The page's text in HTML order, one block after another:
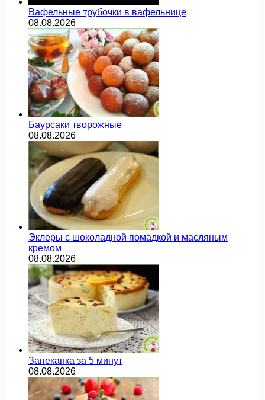
Вафельные трубочки в вафельнице
08.08.2026
Баурсаки творожные
08.08.2026
Эклеры с шоколадной помадкой и масляным
кремом
08.08.2026
Запеканка за 5 минут
08.08.2026